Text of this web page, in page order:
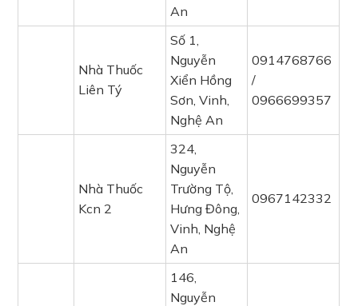
An
Nhà Thuốc
Liên Tý
Số 1,
Nguyễn
Xiển Hồng
Sơn, Vinh,
Nghệ An
0914768766
/
0966699357
Nhà Thuốc
Kcn 2
324,
Nguyễn
Trường Tộ,
Hưng Đông,
Vinh, Nghệ
An
0967142332
146,
Nguyễn